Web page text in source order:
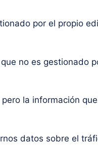
por el propio
no es gestionado
la información
datos sobre el